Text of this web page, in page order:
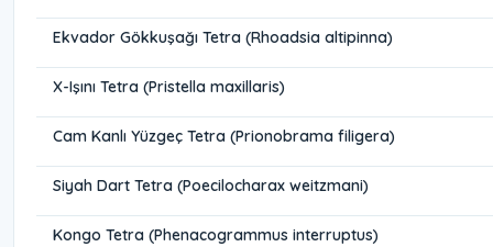
Ekvador Gökkuşağı Tetra (Rhoadsia altipinna)
X-Işını Tetra (Pristella maxillaris)
Cam Kanlı Yüzgeç Tetra (Prionobrama filigera)
Siyah Dart Tetra (Poecilocharax weitzmani)
Kongo Tetra (Phenacogrammus interruptus)